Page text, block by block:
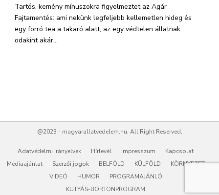
Tartós, kemény mínuszokra figyelmeztet az Agár
Fajtamentés: ami nekünk legfeljebb kellemetlen hideg és
egy forró tea a takaró alatt, az egy védtelen állatnak
odakint akár...
@2023 - magyarallatvedelem.hu. All Right Reserved.
Adatvédelmi irányelvek Hírlevél Impresszum
Kapcsolat
Médiaajánlat
Szerzői jogok BELFÖLD KÜLFÖLD
KÖRNYEZET
VIDEÓ
HUMOR
PROGRAMAJÁNLÓ
KUTYÁS-BÖRTÖNPROGRAM